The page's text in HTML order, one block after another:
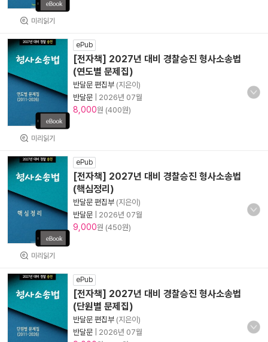
미리읽기
미리읽기
ePub
[전자책] 2027년 대비 경찰승진 형사소송법
(연도별 문제집)
반달문 편집부 (지은이)
반달문
2026년 07월
8,000원 (400원)
미리읽기
ePub
[전자책] 2027년 대비 경찰승진 형사소송법
(핵심정리)
반달문 편집부 (지은이)
반달문
2026년 07월
9,000원 (450원)
ePub
[전자책] 2027년 대비 경찰승진 형사소송법
(단원별 문제집)
반달문 편집부 (지은이)
반달문
2026년 07월